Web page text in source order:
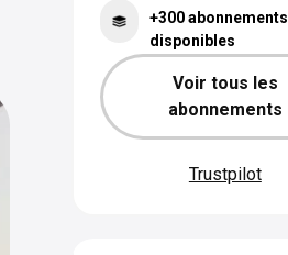
+300 abonnements
disponibles
Voir tous les
abonnements
Trustpilot